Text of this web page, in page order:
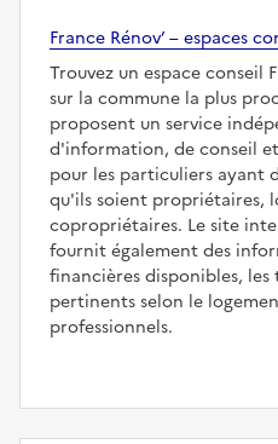
France Rénov’ – espaces
Trouvez un espace conseil
sur la commune la plus
proposent un service
d'information, de conseil
pour les particuliers ayant
qu'ils soient propriétaires,
copropriétaires. Le site
fournit également des
financières disponibles, les
pertinents selon le
professionnels.